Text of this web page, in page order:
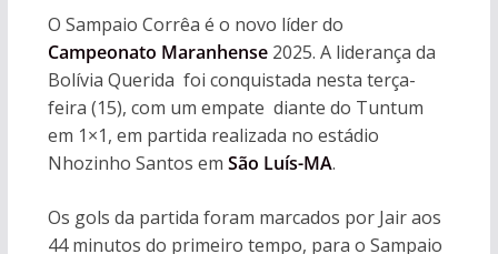
O Sampaio Corrêa é o novo líder do
Campeonato Maranhense2025. A liderança da
Bolívia Querida foi conquistada nesta terça-
feira (15), com um empate diante do Tuntum
em 1×1, em partida realizada no estádio
Nhozinho Santos em São Luís-MA.
Os gols da partida foram marcados por Jair aos
44 minutos do primeiro tempo, para o Sampaio